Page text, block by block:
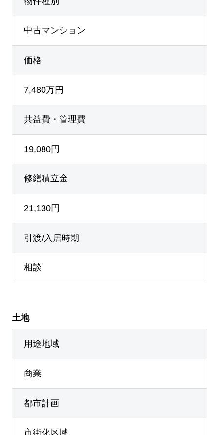
中古マンション
価格
7,480万円
共益費・管理費
19,080円
修繕積立金
21,130円
引渡/入居時期
相談
土地
用途地域
商業
都市計画
市街化区域